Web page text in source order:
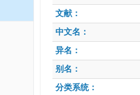
文献：
中文名：
异名：
别名：
分类系统：